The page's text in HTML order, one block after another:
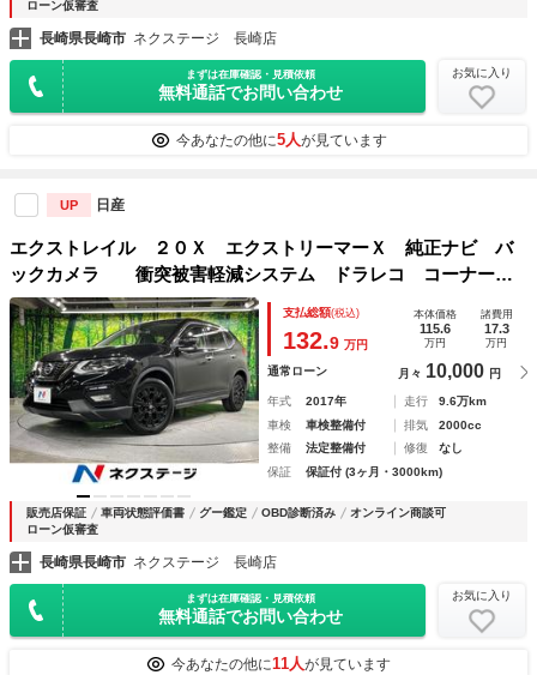
ローン仮審査
長崎県長崎市 ネクステージ 長崎店
まずは在庫確認・見積依頼
無料通話でお問い合わせ
お気に入り
今あなたの他に5人が見ています
UP 日産
エクストレイル ２０Ｘ エクストリーマーＸ 純正ナビ バ
ックカメラ 衝突被害軽減システム ドラレコ コーナーセ
ンサー スマートキー ＬＥＤヘッド ＥＴＣ 純正１７イン
チアルミ オートライト デュアルエアコン Ｂｌｕｅｔｏｏ
ｔｈ
支払総額(税込)
132.9 万円
本体価格
115.6
万円
諸費用
17.3
万円
通常ローン 月々 10,000 円
年式 2017年 走行
9.6万km
車検
車検整備付 排気
2000cc
整備
法定整備付 修復
なし
保証
保証付 (3ヶ月・3000km)
販売店保証 車両状態評価書 グー鑑定 OBD診断済み
オンライン商談可
ローン仮審査
長崎県長崎市 ネクステージ 長崎店
まずは在庫確認・見積依頼
無料通話でお問い合わせ
お気に入り
今あなたの他に11人が見ています